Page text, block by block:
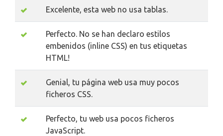
Excelente, esta web no usa tablas.
Perfecto. No se han declaro estilos
embenidos (inline CSS) en tus etiquetas
HTML!
Genial, tu página web usa muy pocos
ficheros CSS.
Perfecto, tu web usa pocos ficheros
JavaScript.